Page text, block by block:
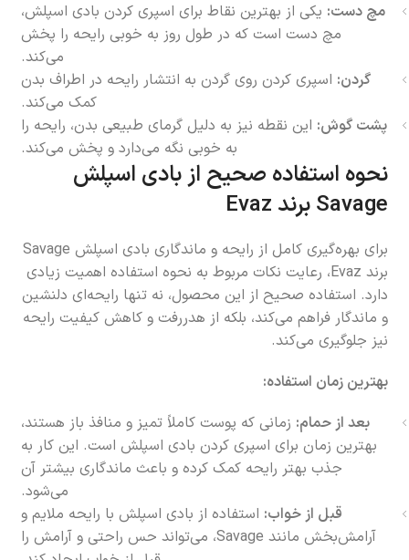
مچ دست: یکی از بهترین نقاط برای اسپری کردن بادی اسپلش،
مچ دست است که در طول روز به خوبی رایحه را پخش
می‌کند.
گردن: اسپری کردن روی گردن به انتشار رایحه در اطراف بدن
کمک می‌کند.
پشت گوش: این نقطه نیز به دلیل گرمای طبیعی بدن، رایحه را
به خوبی نگه می‌دارد و پخش می‌کند.
نحوه استفاده صحیح از بادی اسپلش
Savage برند Evaz
برای بهره‌گیری کامل از رایحه و ماندگاری بادی اسپلش Savage
برند Evaz، رعایت نکات مربوط به نحوه استفاده اهمیت زیادی
دارد. استفاده صحیح از این محصول، نه تنها رایحه‌ای دلنشین
و ماندگار فراهم می‌کند، بلکه از هدررفت و کاهش کیفیت رایحه
نیز جلوگیری می‌کند.
بهترین زمان استفاده:
بعد از حمام: زمانی که پوست کاملاً تمیز و منافذ باز هستند،
بهترین زمان برای اسپری کردن بادی اسپلش است. این کار به
جذب بهتر رایحه کمک کرده و باعث ماندگاری بیشتر آن
می‌شود.
قبل از خواب: استفاده از بادی اسپلش با رایحه ملایم و
آرامش‌بخش مانند Savage، می‌تواند حس راحتی و آرامش را